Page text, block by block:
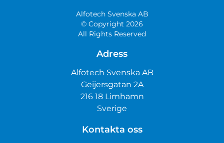
Alfotech Svenska AB
© Copyright 2026
All Rights Reserved
Adress
Alfotech Svenska AB
Geijersgatan 2A
216 18 Limhamn
Sverige
Kontakta oss